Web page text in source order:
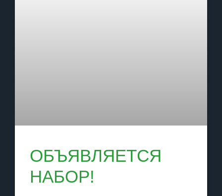
ОБЪЯВЛЯЕТСЯ
НАБОР!